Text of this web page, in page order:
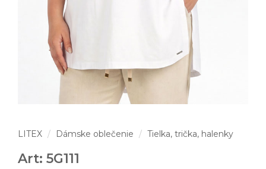
LITEX Dámske oblečenie Tielka, trička, halenky
Art: 5G111